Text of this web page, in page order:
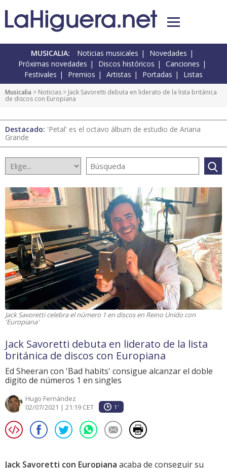
MUSICALIA: Noticias musicales
Novedades
Próximas novedades
Discos históricos
Canciones
Festivales
Premios Artistas Portadas Listas
Musicalia > Noticias > Jack Savoretti debuta en liderato de la lista británica
de discos con Europiana
Destacado: 'Petal' es el octavo álbum de estudio de Ariana
Grande
Jack Savoretti celebra el número 1 en discos en Reino Unido con
'Europiana'
Jack Savoretti debuta en liderato de la lista
británica de discos con Europiana
Ed Sheeran con 'Bad habits' consigue alcanzar el doble
digito de números 1 en singles
Hugo Fernández
02/07/2021 | 21:19 CET
1'
Jack Savoretti con Europiana acaba de conseguir su